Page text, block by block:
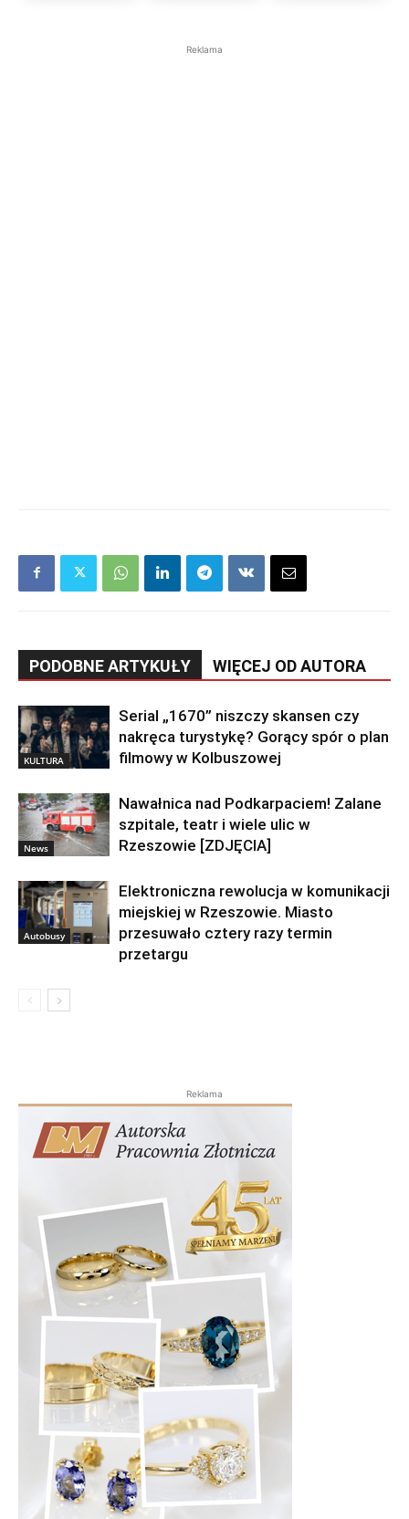
Reklama
PODOBNE ARTYKUŁY WIĘCEJ OD AUTORA
KULTURA
Serial „1670” niszczy skansen czy
nakręca turystykę? Gorący spór o plan
filmowy w Kolbuszowej
News
Nawałnica nad Podkarpaciem! Zalane
szpitale, teatr i wiele ulic w
Rzeszowie [ZDJĘCIA]
Autobusy
Elektroniczna rewolucja w komunikacji
miejskiej w Rzeszowie. Miasto
przesuwało cztery razy termin
przetargu
Reklama